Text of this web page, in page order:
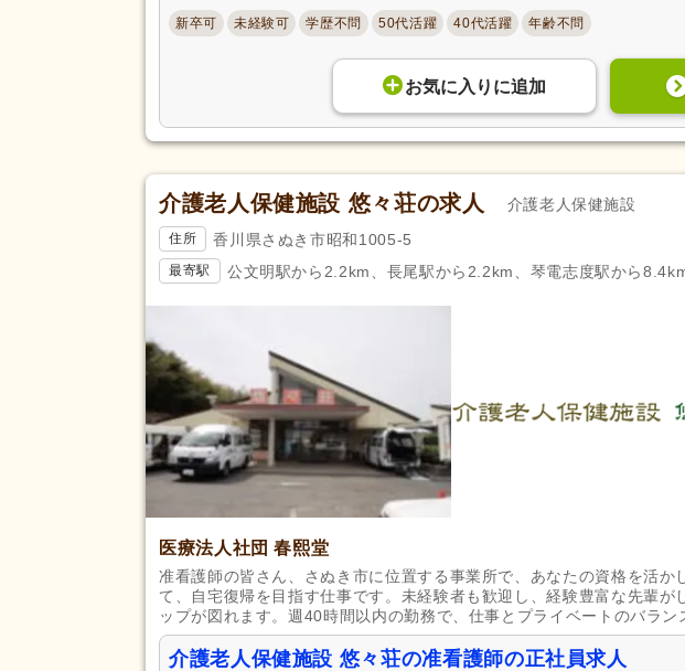
新卒可 未経験可 学歴不問 50代活躍 40代活躍 年齢不問
お気に入り に追加
介護老人保健施設 悠々荘の求人 介護老人保健施設
住所 香川県さぬき市昭和1005-5
最寄駅 公文明駅から2.2km、長尾駅から2.2km、琴電志度駅から
医療法人社団 春熙堂
准看護師の皆さん、さぬき市に位置する事業所で、あなたの資格を活
て、自宅復帰を目指す仕事です。未経験者も歓迎し、経験豊富な先輩
ップが図れます。週40時間以内の勤務で、仕事とプライベートのバラン
介護老人保健施設 悠々荘の准看護師の正社員求人